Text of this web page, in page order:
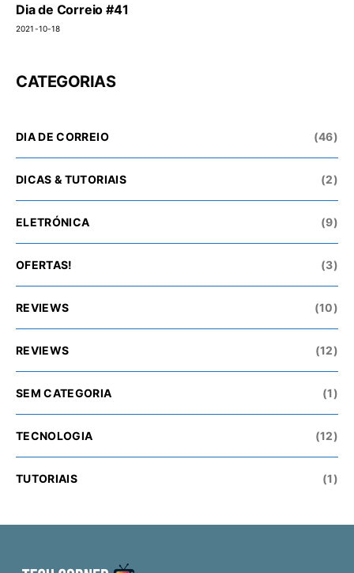
Dia de Correio #41
2021-10-18
CATEGORIAS
DIA DE CORREIO (46)
DICAS & TUTORIAIS (2)
ELETRÓNICA (9)
OFERTAS! (3)
REVIEWS (10)
REVIEWS (12)
SEM CATEGORIA (1)
TECNOLOGIA (12)
TUTORIAIS (1)